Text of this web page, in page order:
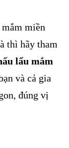
miền
thì hãy tham
lẩu mắm
và cả gia
đúng vị